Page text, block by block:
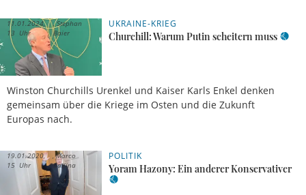
UKRAINE-KRIEG
Churchill: Warum Putin scheitern muss
Winston Churchills Urenkel und Kaiser Karls Enkel denken
gemeinsam über die Kriege im Osten und die Zukunft
Europas nach.
11.01.2024,
13 Uhr
Stephan
Baier
POLITIK
Yoram Hazony: Ein anderer Konservativer
19.01.2020,
15 Uhr
Marco
Gallina